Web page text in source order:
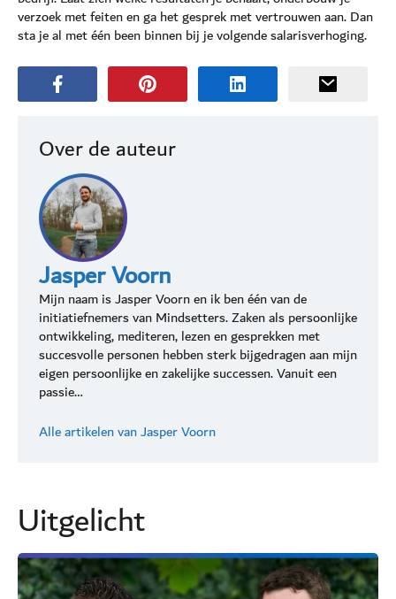
verzoek met feiten en ga het gesprek met vertrouwen aan. Dan
sta je al met één been binnen bij je volgende salarisverhoging.
Over de auteur
Jasper Voorn
Mijn naam is Jasper Voorn en ik ben één van de
initiatiefnemers van Mindsetters. Zaken als persoonlijke
ontwikkeling, mediteren, lezen en gesprekken met
succesvolle personen hebben sterk bijgedragen aan mijn
eigen persoonlijke en zakelijke successen. Vanuit een
passie…
Alle artikelen van Jasper Voorn
Uitgelicht